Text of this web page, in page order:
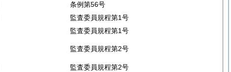
条例第56号
監査委員規程第1号
監査委員規程第1号
監査委員規程第2号
監査委員規程第2号